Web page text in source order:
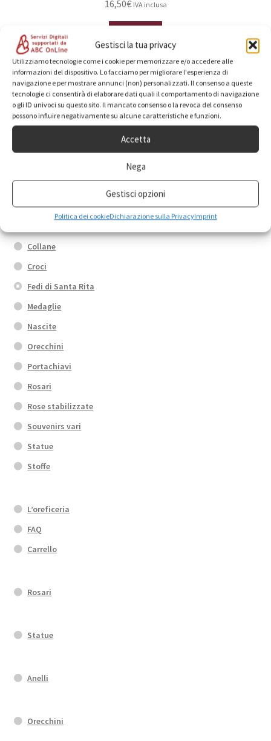
Gestisci la tua privacy
Utilizziamo tecnologie come i cookie per memorizzare e/o accedere alle
informazioni del dispositivo. Lo facciamo per migliorare l'esperienza di
navigazione e per mostrare annunci (non) personalizzati. Il consenso a queste
tecnologie ci consentirà di elaborare dati quali il comportamento di navigazione
o gli ID univoci su questo sito. Il mancato consenso o la revoca del consenso
possono influire negativamente su alcune caratteristiche e funzioni.
Accetta
Nega
Gestisci opzioni
Politica dei cookieDichiarazione sulla PrivacyImprint
16,50€ IVA inclusa
Questo
prodotto
ha
più
varianti.
Le
opzioni
nella
pagina
del
Categorie prodotto
Bracciali
Collane
Croci
Fedi di Santa Rita
Medaglie
Nascite
Orecchini
Portachiavi
Rosari
Rose stabilizzate
Souvenirs vari
Statue
Stoffe
L’oreficeria
FAQ
Carrello
Rosari
Statue
Anelli
Orecchini